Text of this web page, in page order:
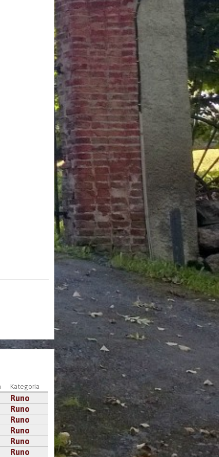
Kategoria
Runo
Runo
Runo
Runo
Runo
Runo